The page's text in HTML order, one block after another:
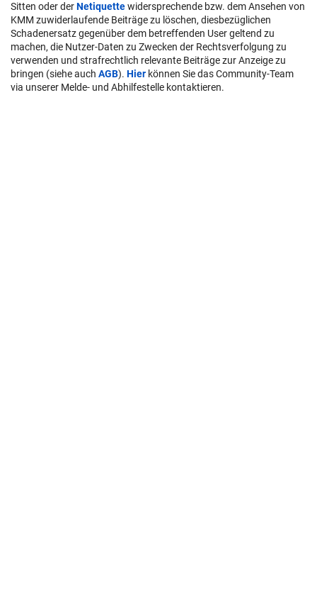
Sitten oder derNetiquettewidersprechende bzw. dem Ansehen von
KMM zuwiderlaufende Beiträge zu löschen, diesbezüglichen
Schadenersatz gegenüber dem betreffenden User geltend zu
machen, die Nutzer-Daten zu Zwecken der Rechtsverfolgung zu
verwenden und strafrechtlich relevante Beiträge zur Anzeige zu
bringen (siehe auch AGB). Hier können Sie das Community-Team
via unserer Melde- und Abhilfestelle kontaktieren.